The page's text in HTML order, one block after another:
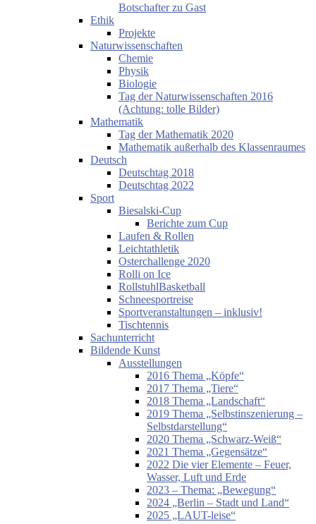
Botschafter zu Gast
Ethik
Projekte
Naturwissenschaften
Chemie
Physik
Biologie
Tag der Naturwissenschaften 2016
(Achtung: tolle Bilder)
Mathematik
Tag der Mathematik 2020
Mathematik außerhalb des Klassenraumes
Deutsch
Deutschtag 2018
Deutschtag 2022
Sport
Biesalski-Cup
Berichte zum Cup
Laufen & Rollen
Leichtathletik
Osterchallenge 2020
Rolli on Ice
RollstuhlBasketball
Schneesportreise
Sportveranstaltungen – inklusiv!
Tischtennis
Sachunterricht
Bildende Kunst
Ausstellungen
2016 Thema „Köpfe“
2017 Thema „Tiere“
2018 Thema „Landschaft“
2019 Thema „Selbstinszenierung –
Selbstdarstellung“
2020 Thema „Schwarz-Weiß“
2021 Thema „Gegensätze“
2022 Die vier Elemente – Feuer,
Wasser, Luft und Erde
2023 – Thema: „Bewegung“
2024 „Berlin – Stadt und Land“
2025 „LAUT-leise“